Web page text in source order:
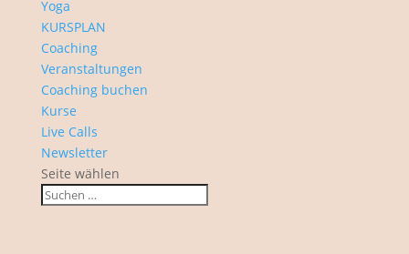
Yoga
KURSPLAN
Coaching
Veranstaltungen
Coaching buchen
Kurse
Live Calls
Newsletter
Seite wählen